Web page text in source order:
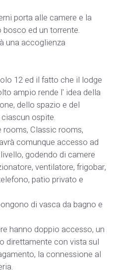
porta alle camere e la
ed un torrente.
una accoglienza
12 ed il fatto che il lodge
ampio rende l' idea della
dello spazio e del
ospite.
Classic rooms,
comunque accesso ad
godendo di camere
ventilatore, frigobar,
patio privato e
di vasca da bagno e
hanno doppio accesso, un
direttamente con vista sul
la connessione al